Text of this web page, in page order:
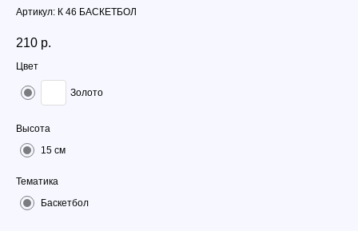
Артикул: К 46 БАСКЕТБОЛ
210 р.
Цвет
Золото
Высота
15 см
Тематика
Баскетбол